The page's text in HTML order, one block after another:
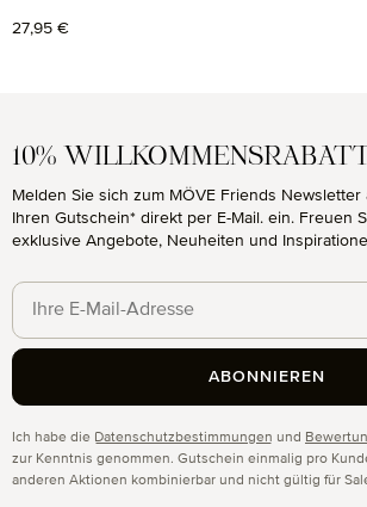
Regulärer Preis:
27,95 €
10%
Melden Sie sich zum MÖVE Friends
Ihren Gutschein* direkt per E-Mail. ein. Freuen
exklusive Angebote, Neuheiten und
Ich habe die Datenschutzbestimmungen und
zur Kenntnis genommen. Gutschein einmalig pro
anderen Aktionen kombinierbar und nicht gültig für
ABONNIEREN